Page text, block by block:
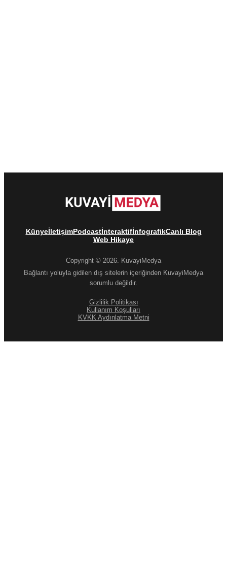
KünyeİletişimPodcastİnteraktifİnfografikCanlı Blog
Web Hikaye
Copyright © 2026. KuvayiMedya
Bağlantı yoluyla gidilen dış sitelerin içeriğinden KuvayiMedya
sorumlu değildir.
Gizlilik Politikası
Kullanım Koşulları
KVKK Aydınlatma Metni